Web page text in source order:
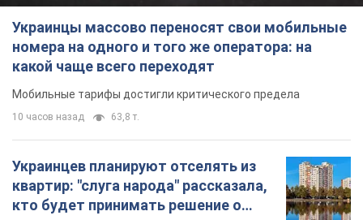
Украинцы массово переносят свои мобильные
номера на одного и того же оператора: на
какой чаще всего переходят
Мобильные тарифы достигли критического предела
10 часов назад 63,8 т.
Украинцев планируют отселять из
квартир: "слуга народа" рассказала,
кто будет принимать решение о